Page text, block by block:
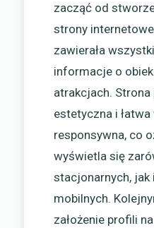
zacząć od
strony
zawierała
informacje o
atrakcjach. Strona
estetyczna i
responsywna, co
wyświetla się
stacjonarnych, jak
mobilnych.
założenie profili